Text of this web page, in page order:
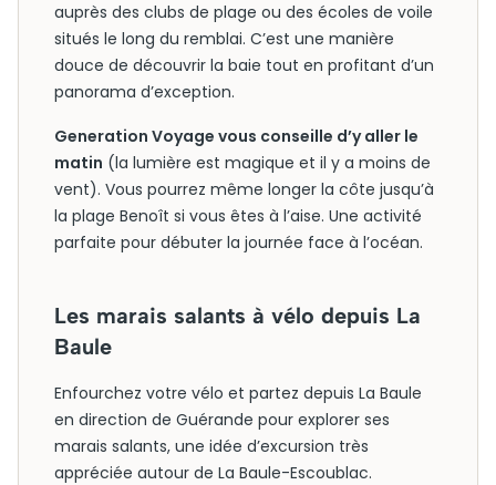
auprès des clubs de plage ou des écoles de voile
situés le long du remblai. C’est une manière
douce de découvrir la baie tout en profitant d’un
panorama d’exception.
Generation Voyage vous conseille d’y aller le
matin (la lumière est magique et il y a moins de
vent). Vous pourrez même longer la côte jusqu’à
la plage Benoît si vous êtes à l’aise. Une activité
parfaite pour débuter la journée face à l’océan.
Les marais salants à vélo depuis La
Baule
Enfourchez votre vélo et partez depuis La Baule
en direction de Guérande pour explorer ses
marais salants, une idée d’excursion très
appréciée autour de La Baule-Escoublac.